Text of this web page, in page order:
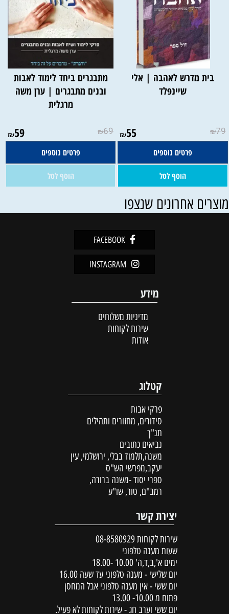
בית מדרש לאהבה | אלי
שיינפלד
₪79
₪55
פרטים נוספים
הוסף לסל
מתבגרים ביחד לימוד לאבות
ובנים מתבגרים | ערן משה
מרגלית
₪69
₪59
פרטים נוספים
הוסף לסל
אחרונים שנצפו
FACEBOOK
INSTAGRAM
מידע
מדיניות משלוחים
שירות לקוחות
אודות
קטלוג
פרקי אבות
סידורים, מחזורים ותהילים
תנ"ך
נביאים כתובים
משנה,תלמוד בבלי, ירושלמי, עין
יעקב,מפרשי הש"ס
ספרי יסוד -משנה ברורה,
רמב"ם, טור, שו"ע
יצירת קשר
שירות לקוחות 08-8580929
שעות מענה טלפוני
ימים א',ב,ד,ה' 10.00 -18.00
יום שלישי - מענה טלפוני עד שעה 16.00
יום ששי - אין מענה טלפוני אבל המחסן
פתוח מ 10.00- 13.00
יום ששי וערב חג - שירות לקוחות לא פעיל.